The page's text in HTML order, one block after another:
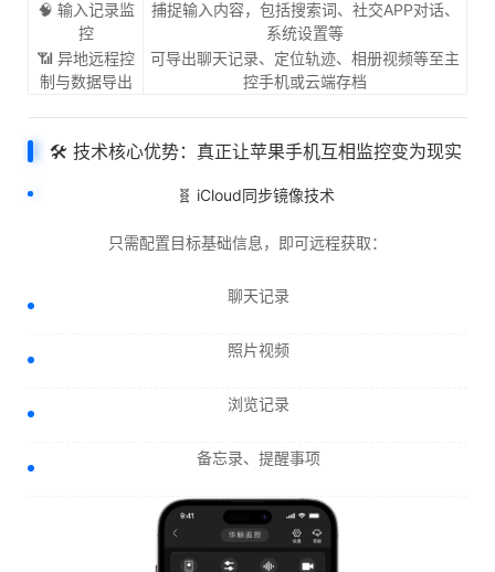
🧠 输入记录监
控
捕捉输入内容，包括搜索词、社交APP对话、
系统设置等
📶 异地远程控
制与数据导出
可导出聊天记录、定位轨迹、相册视频等至主
控手机或云端存档
🛠️ 技术核心优势：真正让苹果手机互相监控变为现实
🧬 iCloud同步镜像技术
只需配置目标基础信息，即可远程获取：
聊天记录
照片视频
浏览记录
备忘录、提醒事项